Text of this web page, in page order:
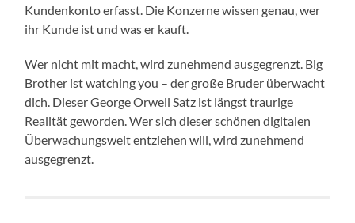
Kundenkonto erfasst. Die Konzerne wissen genau, wer
ihr Kunde ist und was er kauft.
Wer nicht mit macht, wird zunehmend ausgegrenzt. Big
Brother ist watching you – der große Bruder überwacht
dich. Dieser George Orwell Satz ist längst traurige
Realität geworden. Wer sich dieser schönen digitalen
Überwachungswelt entziehen will, wird zunehmend
ausgegrenzt.